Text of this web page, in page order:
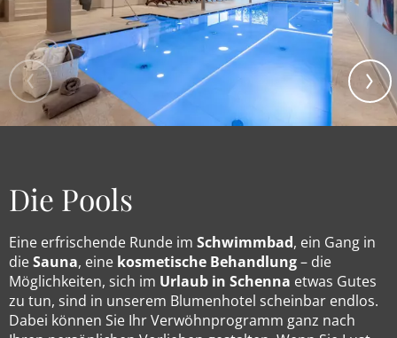
Die Pools
Eine erfrischende Runde im Schwimmbad, ein Gang in
dieSauna, eine kosmetische Behandlung– die
Möglichkeiten, sich im Urlaub in Schenna etwas Gutes
zu tun, sind in unserem Blumenhotel scheinbar endlos.
Dabei können Sie Ihr Verwöhnprogramm ganz nach